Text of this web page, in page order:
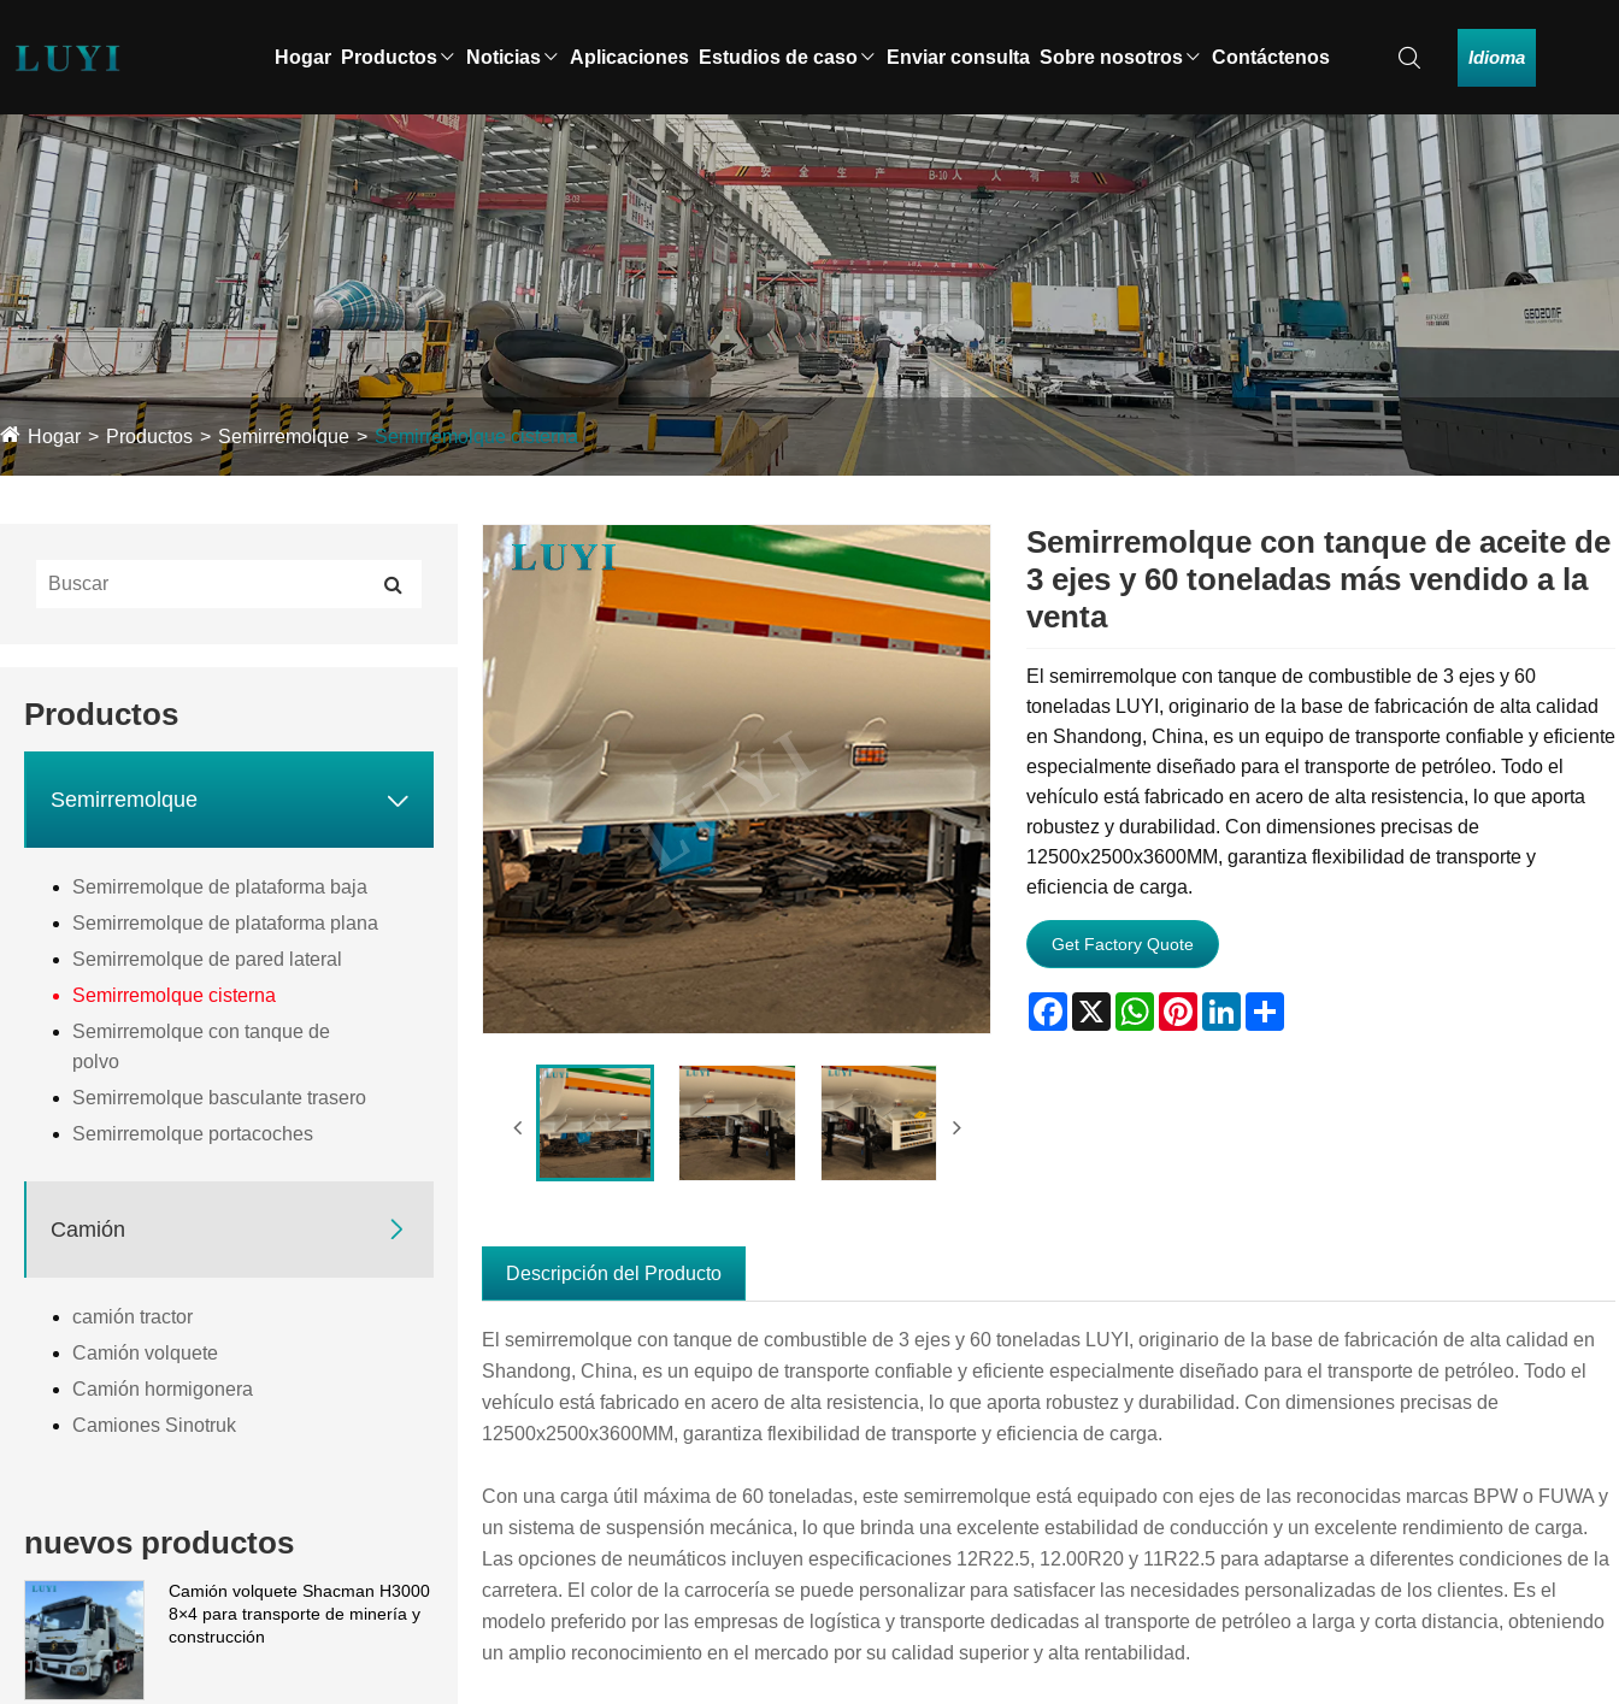
Hogar Productos Noticias Aplicaciones Estudios de caso Enviar consulta Sobre nosotros Contáctenos Idioma
Hogar Productos Semirremolque Semirremolque cisterna
Productos
Semirremolque 
Semirremolque de plataforma baja
Semirremolque de plataforma plana
Semirremolque de pared lateral
Semirremolque cisterna
Semirremolque con tanque de
polvo
Semirremolque basculante trasero
Semirremolque portacoches
Camión 
camión tractor
Camión volquete
Camión hormigonera
Camiones Sinotruk
nuevos productos
Camión volquete Shacman H3000
8×4 para transporte de minería y
construcción
Semirremolque con tanque de aceite de
3 ejes y 60 toneladas más vendido a la
venta
El semirremolque con tanque de combustible de 3 ejes y 60
toneladas LUYI, originario de la base de fabricación de alta calidad
en Shandong, China, es un equipo de transporte confiable y eficiente
especialmente diseñado para el transporte de petróleo. Todo el
vehículo está fabricado en acero de alta resistencia, lo que aporta
robustez y durabilidad. Con dimensiones precisas de
12500x2500x3600MM, garantiza flexibilidad de transporte y
eficiencia de carga.
Get Factory Quote
Facebook
X WhatsApp
PinterestLinkedInShare
Descripción del Producto
El semirremolque con tanque de combustible de 3 ejes y 60 toneladas LUYI, originario de la base de fabricación de alta calidad en
Shandong, China, es un equipo de transporte confiable y eficiente especialmente diseñado para el transporte de petróleo. Todo el
vehículo está fabricado en acero de alta resistencia, lo que aporta robustez y durabilidad. Con dimensiones precisas de
12500x2500x3600MM, garantiza flexibilidad de transporte y eficiencia de carga.
Con una carga útil máxima de 60 toneladas, este semirremolque está equipado con ejes de las reconocidas marcas BPW o FUWA y
un sistema de suspensión mecánica, lo que brinda una excelente estabilidad de conducción y un excelente rendimiento de carga.
Las opciones de neumáticos incluyen especificaciones 12R22.5, 12.00R20 y 11R22.5 para adaptarse a diferentes condiciones de la
carretera. El color de la carrocería se puede personalizar para satisfacer las necesidades personalizadas de los clientes. Es el
modelo preferido por las empresas de logística y transporte dedicadas al transporte de petróleo a larga y corta distancia, obteniendo
un amplio reconocimiento en el mercado por su calidad superior y alta rentabilidad.